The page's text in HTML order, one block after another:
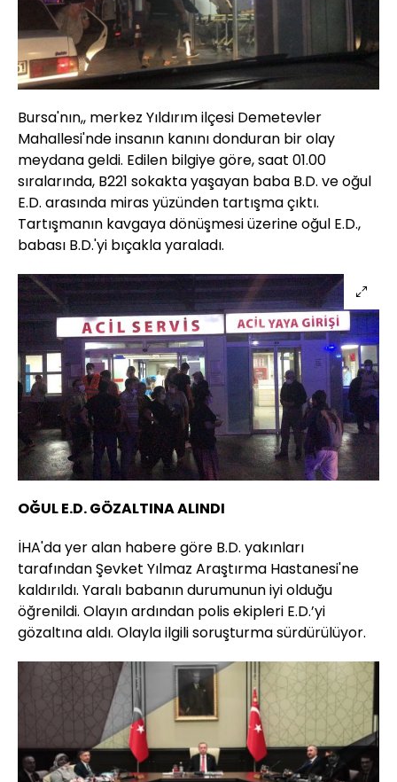
Bursa'nın,, merkez Yıldırım ilçesi Demetevler
Mahallesi'nde insanın kanını donduran bir olay
meydana geldi. Edilen bilgiye göre, saat 01.00
sıralarında, B221 sokakta yaşayan baba B.D. ve oğul
E.D. arasında miras yüzünden tartışma çıktı.
Tartışmanın kavgaya dönüşmesi üzerine oğul E.D.,
babası B.D.'yi bıçakla yaraladı.
OĞUL E.D. GÖZALTINA ALINDI
İHA'da yer alan habere göre B.D. yakınları
tarafından Şevket Yılmaz Araştırma Hastanesi'ne
kaldırıldı. Yaralı babanın durumunun iyi olduğu
öğrenildi. Olayın ardından polis ekipleri E.D.’yi
gözaltına aldı. Olayla ilgili soruşturma sürdürülüyor.